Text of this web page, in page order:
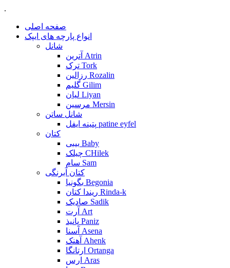
.
صفحه اصلی
انواع پارچه های ایپک
شانل
آترین Atrin
ترک Tork
رزالین Rozalin
گلیم Gilim
لیان Liyan
مرسین Mersin
شانل ساتن
پتینه ایفل patine eyfel
کتان
بیبی Baby
چیلک CHilek
سام Sam
کتان آبرنگی
بگونیا Begonia
ریندا کتان Rinda-k
صادیک Sadik
آرت Art
پانیذ Paniz
آسنا Asena
آهنک Ahenk
ارتانگا Ortanga
ارس Aras